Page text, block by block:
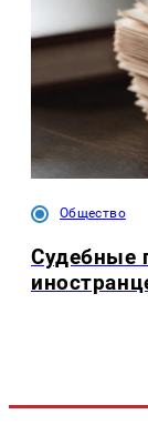
Общество
Судебные